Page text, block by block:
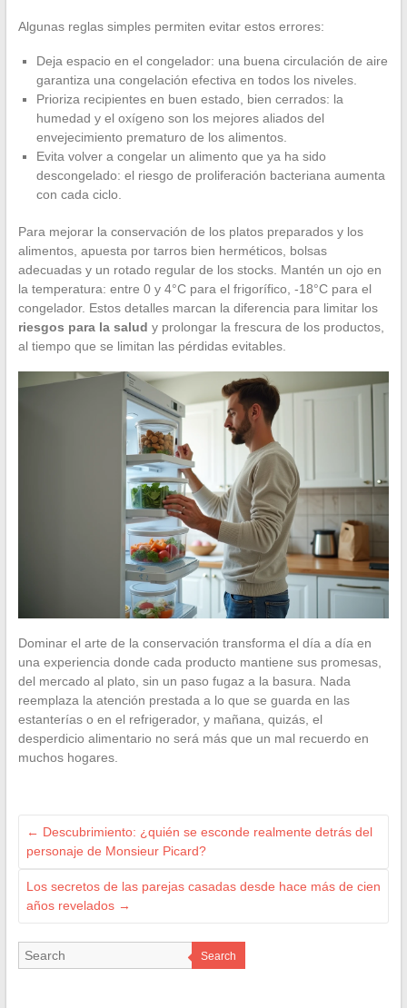
Algunas reglas simples permiten evitar estos errores:
Deja espacio en el congelador: una buena circulación de aire
garantiza una congelación efectiva en todos los niveles.
Prioriza recipientes en buen estado, bien cerrados: la
humedad y el oxígeno son los mejores aliados del
envejecimiento prematuro de los alimentos.
Evita volver a congelar un alimento que ya ha sido
descongelado: el riesgo de proliferación bacteriana aumenta
con cada ciclo.
Para mejorar la conservación de los platos preparados y los
alimentos, apuesta por tarros bien herméticos, bolsas
adecuadas y un rotado regular de los stocks. Mantén un ojo en
la temperatura: entre 0 y 4°C para el frigorífico, -18°C para el
congelador. Estos detalles marcan la diferencia para limitar los
riesgos para la salud y prolongar la frescura de los productos,
al tiempo que se limitan las pérdidas evitables.
Dominar el arte de la conservación transforma el día a día en
una experiencia donde cada producto mantiene sus promesas,
del mercado al plato, sin un paso fugaz a la basura. Nada
reemplaza la atención prestada a lo que se guarda en las
estanterías o en el refrigerador, y mañana, quizás, el
desperdicio alimentario no será más que un mal recuerdo en
muchos hogares.
← Descubrimiento: ¿quién se esconde realmente detrás del
personaje de Monsieur Picard?
Los secretos de las parejas casadas desde hace más de cien
años revelados →
Search